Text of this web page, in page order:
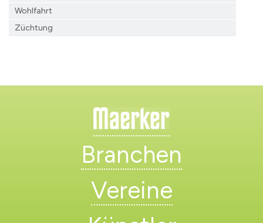
Wohlfahrt
Züchtung
Branchen
Vereine